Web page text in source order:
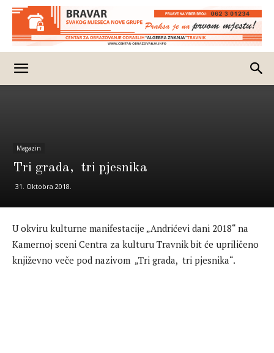
Magazin
Tri grada, tri pjesnika
31. Oktobra 2018.
U okviru kulturne manifestacije „Andrićevi dani 2018“ na
Kamernoj sceni Centra za kulturu Travnik bit će upriličeno
književno veče pod nazivom „Tri grada, tri pjesnika“.